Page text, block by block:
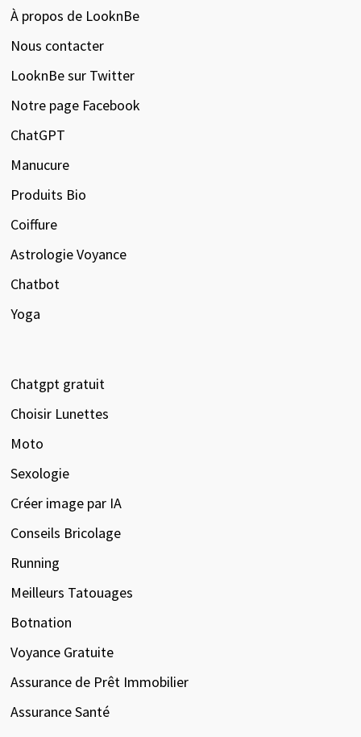
À propos de LooknBe
Nous contacter
LooknBe sur Twitter
Notre page Facebook
ChatGPT
Manucure
Produits Bio
Coiffure
Astrologie Voyance
Chatbot
Yoga
Chatgpt gratuit
Choisir Lunettes
Moto
Sexologie
Créer image par IA
Conseils Bricolage
Running
Meilleurs Tatouages
Botnation
Voyance Gratuite
Assurance de Prêt Immobilier
Assurance Santé